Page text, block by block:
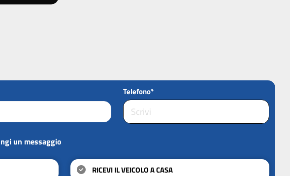
Telefono*
un messaggio
RICEVI IL VEICOLO A CASA